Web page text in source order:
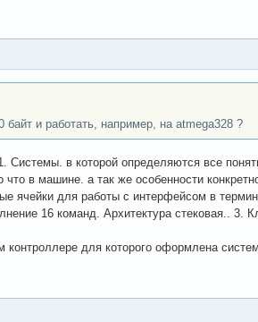
и работать, например, на atmega328 ?
Системы. в которой определяются все
в машине. а так же особенности
ячейки для работы с интерфейсом в
16 команд. Архитектура стековая.. 3.
контроллере для которого оформлена